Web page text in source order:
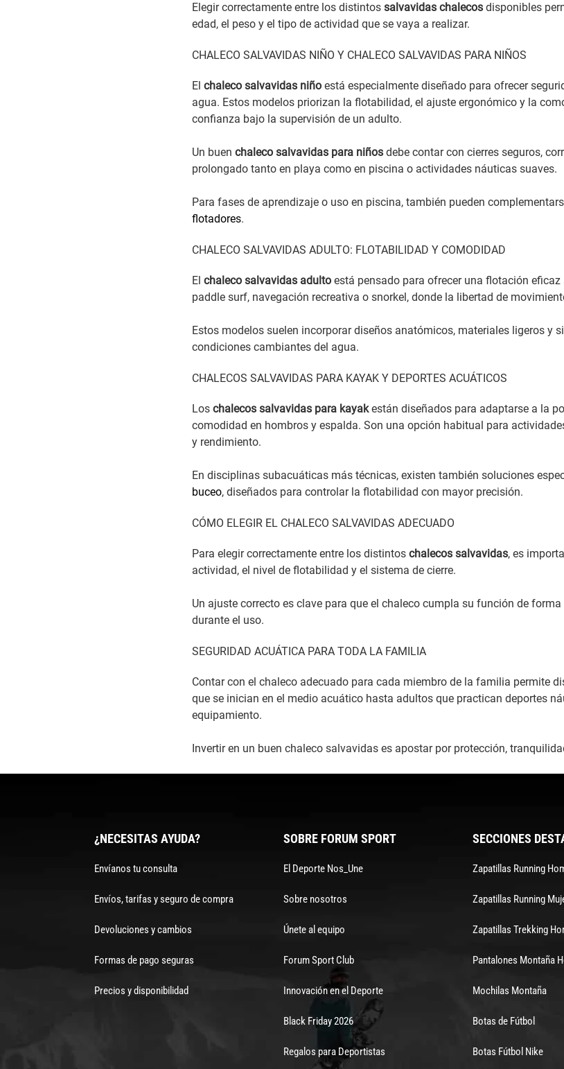
Elegir correctamente entre los distintossalvavidas chalecos disponibles
edad, el peso y el tipo de actividad que se vaya a realizar.
CHALECO SALVAVIDAS NIÑO Y CHALECO SALVAVIDAS PARA NIÑOS
Elchaleco salvavidas niño está especialmente diseñado para ofrecer
agua. Estos modelos priorizan la flotabilidad, el ajuste ergonómico y la
confianza bajo la supervisión de un adulto.
Un buenchaleco salvavidas para niños debe contar con cierres seguros,
prolongado tanto en playa como en piscina o actividades náuticas suaves.
Para fases de aprendizaje o uso en piscina, también pueden
flotadores.
CHALECO SALVAVIDAS ADULTO: FLOTABILIDAD Y COMODIDAD
Elchaleco salvavidas adulto está pensado para ofrecer una flotación
paddle surf, navegación recreativa o snorkel, donde la libertad de
Estos modelos suelen incorporar diseños anatómicos, materiales ligeros y
condiciones cambiantes del agua.
CHALECOS SALVAVIDAS PARA KAYAK Y DEPORTES ACUÁTICOS
Loschalecos salvavidas para kayakestán diseñados para adaptarse a la
comodidad en hombros y espalda. Son una opción habitual para
y rendimiento.
En disciplinas subacuáticas más técnicas, existen también soluciones
buceo, diseñados para controlar la flotabilidad con mayor precisión.
CÓMO ELEGIR EL CHALECO SALVAVIDAS ADECUADO
Para elegir correctamente entre los distintoschalecos salvavidas, es
actividad, el nivel de flotabilidad y el sistema de cierre.
Un ajuste correcto es clave para que el chaleco cumpla su función de
durante el uso.
SEGURIDAD ACUÁTICA PARA TODA LA FAMILIA
Contar con el chaleco adecuado para cada miembro de la familia permite
que se inician en el medio acuático hasta adultos que practican deportes
equipamiento.
Invertir en un buen chaleco salvavidas es apostar por protección,
¿NECESITAS AYUDA?
Envíanos tu consulta
Envíos, tarifas y seguro de compra
Devoluciones y cambios
Formas de pago seguras
Precios y disponibilidad
SOBRE FORUM SPORT
El Deporte Nos_Une
Sobre nosotros
Únete al equipo
Forum Sport Club
Innovación en el Deporte
Black Friday 2026
Regalos para Deportistas
SECCIONES
Zapatillas Running
Zapatillas Running
Zapatillas Trekking
Pantalones Montaña
Mochilas Montaña
Botas de Fútbol
Botas Fútbol Nike